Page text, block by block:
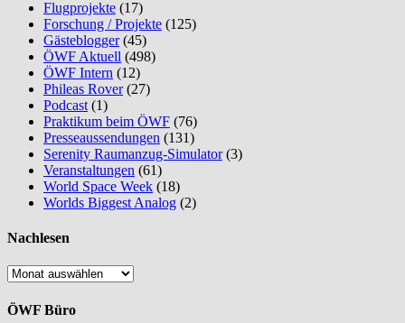
Flugprojekte (17)
Forschung / Projekte (125)
Gästeblogger(45)
ÖWF Aktuell (498)
ÖWF Intern (12)
Phileas Rover(27)
Podcast (1)
Praktikum beim ÖWF (76)
Presseaussendungen (131)
Serenity Raumanzug-Simulator(3)
Veranstaltungen (61)
World Space Week (18)
Worlds Biggest Analog (2)
Nachlesen
Nachlesen
ÖWF Büro